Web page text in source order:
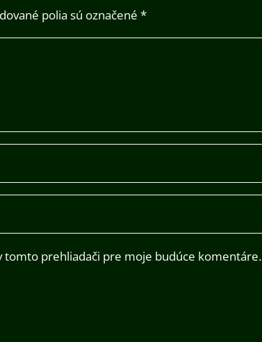
polia sú označené *
tomto prehliadači pre moje budúce komentáre.